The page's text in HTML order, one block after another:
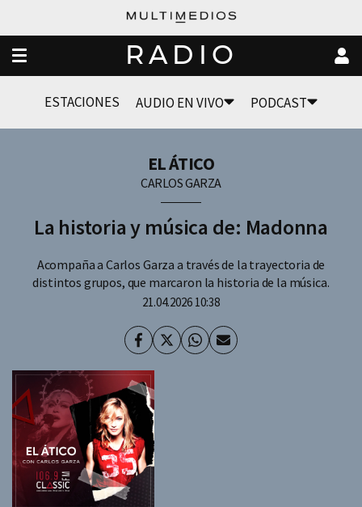
RADIO
ESTACIONES AUDIO EN VIVO PODCAST
EL ÁTICO
CARLOS GARZA
La historia y música de: Madonna
Acompaña a Carlos Garza a través de la trayectoria de
distintos grupos, que marcaron la historia de la música.
21.04.2026 10:38
Facebook
TwitterWhatsapp
Enviar